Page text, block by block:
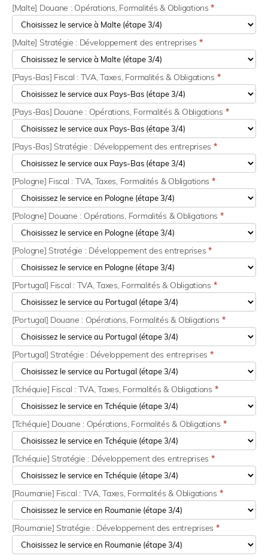
[Malte] Douane : Opérations, Formalités & Obligations*
[Malte] Stratégie : Développement des entreprises *
[Pays-Bas] Fiscal : TVA, Taxes, Formalités & Obligations *
[Pays-Bas] Douane : Opérations, Formalités & Obligations *
[Pays-Bas] Stratégie : Développement des entreprises *
[Pologne] Fiscal : TVA, Taxes, Formalités & Obligations *
[Pologne] Douane : Opérations, Formalités & Obligations *
[Pologne] Stratégie : Développement des entreprises *
[Portugal] Fiscal : TVA, Taxes, Formalités & Obligations *
[Portugal] Douane : Opérations, Formalités & Obligations *
[Portugal] Stratégie : Développement des entreprises *
[Tchéquie] Fiscal : TVA, Taxes, Formalités & Obligations *
[Tchéquie] Douane : Opérations, Formalités & Obligations *
[Tchéquie] Stratégie : Développement des entreprises *
[Roumanie] Fiscal : TVA, Taxes, Formalités & Obligations *
[Roumanie] Stratégie : Développement des entreprises *